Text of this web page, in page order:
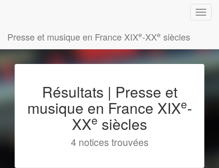
Presse et musique en France XIXe-XXe siècles
Résultats | Presse et
musique en France XIXe-
XXe siècles
4 notices trouvées